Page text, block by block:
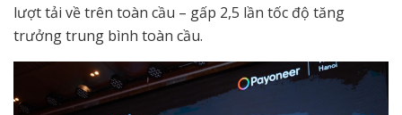
lượt tải về trên toàn cầu – gấp 2,5 lần tốc độ tăng
trưởng trung bình toàn cầu.